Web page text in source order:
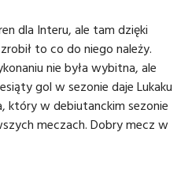
dla Interu, ale tam dzięki
to co do niego należy.
nie była wybitna, ale
gol w sezonie daje Lukaku
który w debiutanckim sezonie
meczach. Dobry mecz w